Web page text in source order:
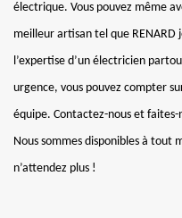
électrique. Vous pouvez même
meilleur artisan tel que
l’expertise d’un électricien
urgence, vous pouvez compter
équipe. Contactez-nous et faites-
Nous sommes disponibles à tout
n’attendez plus !